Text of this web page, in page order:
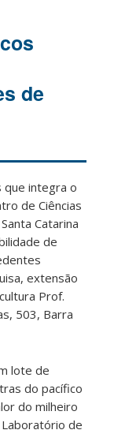
de
que integra o
de Ciências
Catarina
de
extensão
Prof.
503, Barra
lote de
do pacífico
do milheiro
de